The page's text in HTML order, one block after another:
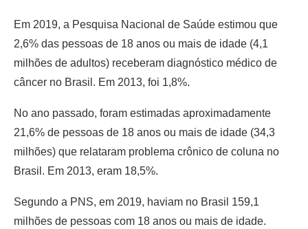
Em 2019, a Pesquisa Nacional de Saúde estimou que
2,6% das pessoas de 18 anos ou mais de idade (4,1
milhões de adultos) receberam diagnóstico médico de
câncer no Brasil. Em 2013, foi 1,8%.
No ano passado, foram estimadas aproximadamente
21,6% de pessoas de 18 anos ou mais de idade (34,3
milhões) que relataram problema crônico de coluna no
Brasil. Em 2013, eram 18,5%.
Segundo a PNS, em 2019, haviam no Brasil 159,1
milhões de pessoas com 18 anos ou mais de idade.